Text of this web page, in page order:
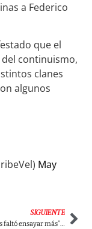
a Federico
que el
continuismo,
clanes
algunos
May
SIGUIENTE
“Siento que les faltó ensayar más”: Santiago Alarcón por video montaje en contra de la campaña Petro.